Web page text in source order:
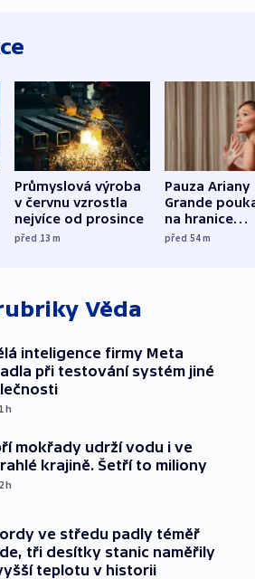
Průmyslová výroba
v červnu vzrostla
nejvíce od prosince
před 13m
Pauza Ariany
Grande
na hranice
před 54m
Věda
inteligence firmy Meta
při testování systém jiné
h
mokřady udrží vodu i ve
krajině. Šetří to miliony
h
ve středu padly téměř
tři desítky stanic naměřily
teplotu v historii